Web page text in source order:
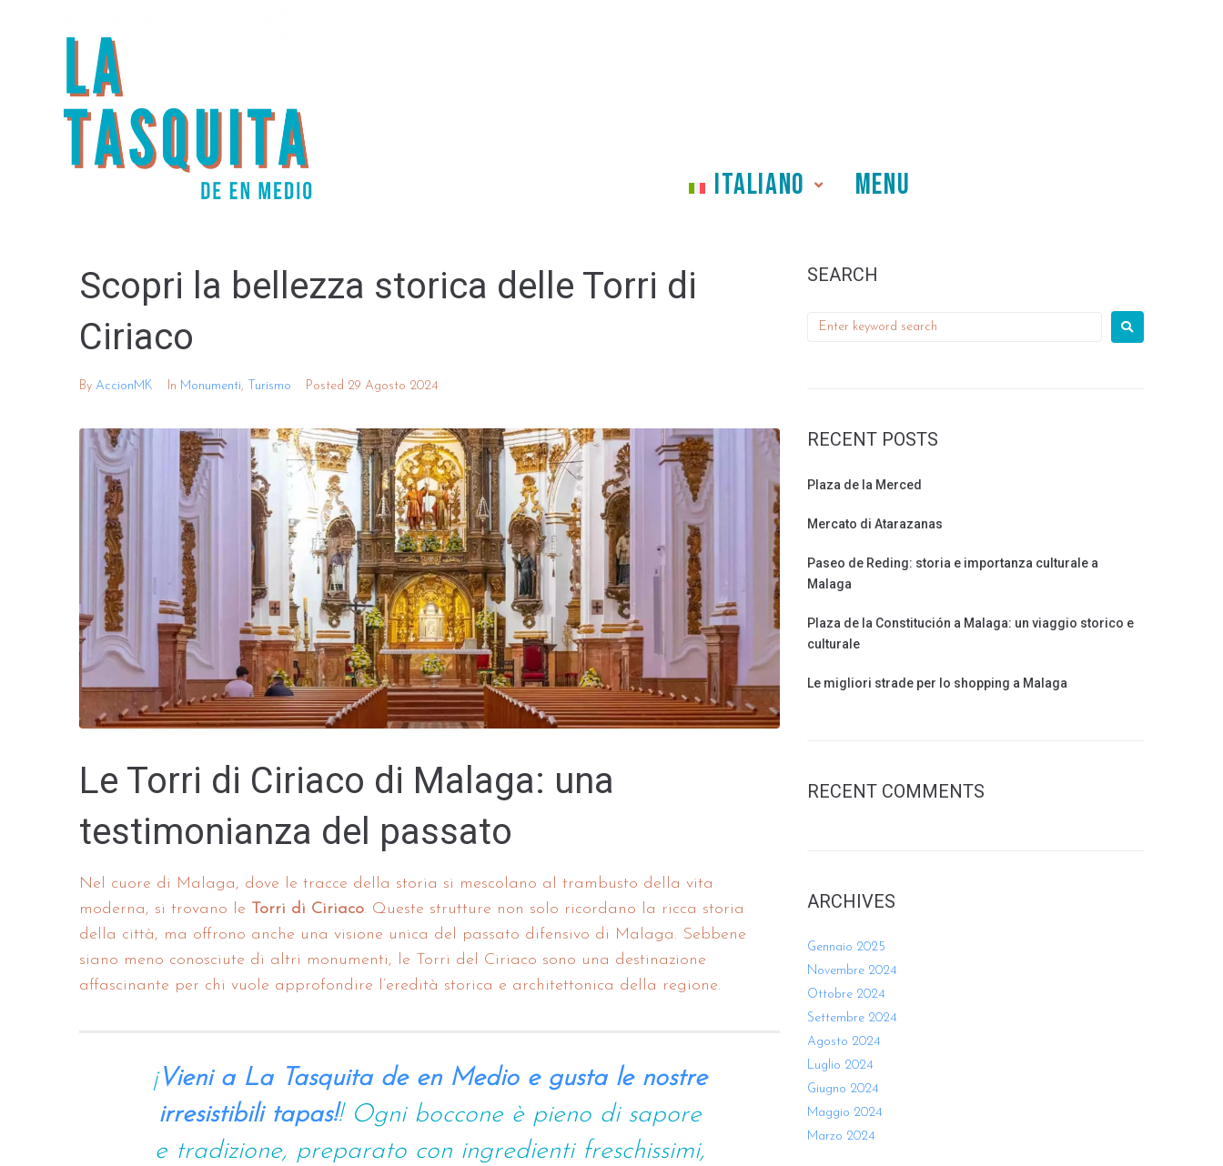
ITALIANO MENU
Scopri la bellezza storica delle Torri di
Ciriaco
By AccionMK In Monumenti, Turismo Posted 29 Agosto 2024
Le Torri di Ciriaco di Malaga: una
testimonianza del passato
Nel cuore di Malaga, dove le tracce della storia si mescolano al trambusto della vita
moderna, si trovano le
Torri di Ciriaco. Queste strutture non solo ricordano la ricca storia
della città, ma offrono anche una visione unica del passato difensivo di Malaga. Sebbene
siano meno conosciute di altri monumenti, le Torri del Ciriaco sono una destinazione
affascinante per chi vuole approfondire l’eredità storica e architettonica della regione.
¡Vieni a La Tasquita de en Medio e gusta le nostre
irresistibili tapas!! Ogni boccone è pieno di sapore
e tradizione, preparato con ingredienti freschissimi,
SEARCH
RECENT POSTS
Plaza de la Merced
Mercato di Atarazanas
Paseo de Reding: storia e importanza culturale a
Malaga
Plaza de la Constitución a Malaga: un viaggio storico e
culturale
Le migliori strade per lo shopping a Malaga
RECENT COMMENTS
ARCHIVES
Gennaio 2025
Novembre 2024
Ottobre 2024
Settembre 2024
Agosto 2024
Luglio 2024
Giugno 2024
Maggio 2024
Marzo 2024